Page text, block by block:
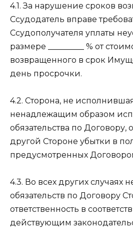
4.1. За нарушение сроков
Ссудодатель вправе
Ссудополучателя уплаты
размере _________ % от
возвращенного в срок
день просрочки.
4.2. Сторона, не
ненадлежащим образом
обязательства по Договору,
другой Стороне убытки в
предусмотренных
4.3. Во всех других случаях
обязательств по Договору
ответственность в
действующим